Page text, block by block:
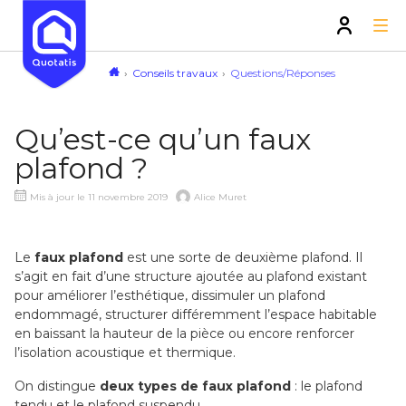
Conseils travaux Questions/Réponses
Qu’est-ce qu’un faux
plafond ?
Mis à jour le 11 novembre 2019 Alice Muret
Le faux plafond est une sorte de deuxième plafond. Il
s’agit en fait d’une structure ajoutée au plafond existant
pour améliorer l’esthétique, dissimuler un plafond
endommagé, structurer différemment l’espace habitable
en baissant la hauteur de la pièce ou encore renforcer
l’isolation acoustique et thermique.
On distingue deux types de faux plafond : le plafond